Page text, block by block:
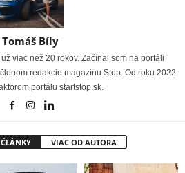
Tomáš Bíly
viac než 20 rokov. Začínal som na portáli
redakcie magazínu Stop. Od roku 2022
portálu startstop.sk.
VIAC OD AUTORA